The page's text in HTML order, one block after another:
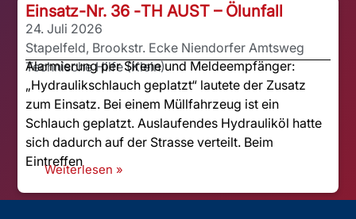
Einsatz-Nr. 36 -TH AUST – Ölunfall
24. Juli 2026
Stapelfeld, Brookstr. Ecke Niendorfer Amtsweg
Technische Hilfe (Klein)
Alarmierung per Sirene und Meldeempfänger:
„Hydraulikschlauch geplatzt“ lautete der Zusatz
zum Einsatz. Bei einem Müllfahrzeug ist ein
Schlauch geplatzt. Auslaufendes Hydrauliköl hatte
sich dadurch auf der Strasse verteilt. Beim
Eintreffen
Weiterlesen »